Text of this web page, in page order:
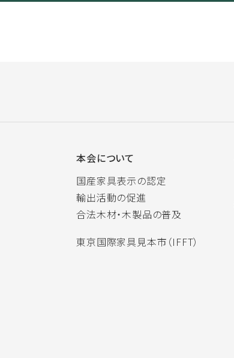
本会について
国産家具表示の認定
輸出活動の促進
合法木材・木製品の普及
東京国際家具見本市（IFFT）